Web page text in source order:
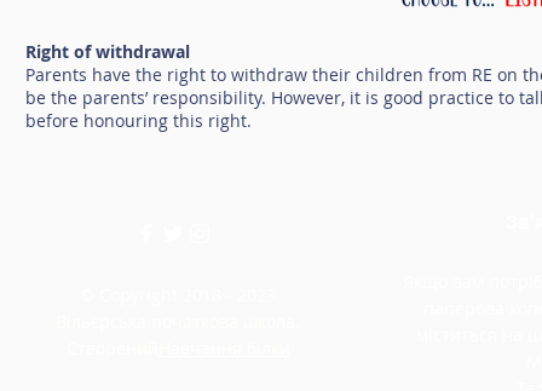
Right of withdrawal
Parents have the right to withdraw their children from RE on
be the parents’ responsibility. However, it is good practice to
before honouring this right.